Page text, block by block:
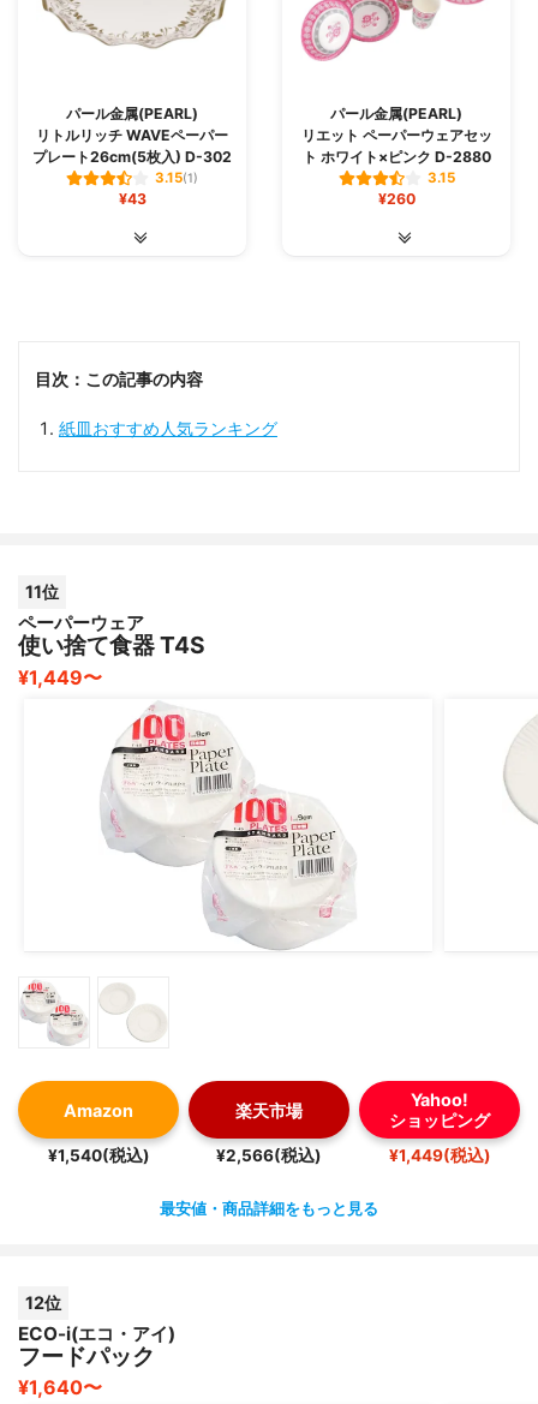
パール金属(PEARL)
リトルリッチ WAVEペーパー
プレート26cm(5枚入) D-302
3.15(1)
¥43
パール金属(PEARL)
リエット ペーパーウェアセッ
ト ホワイト×ピンク D-2880
3.15
¥260
目次：この記事の内容
紙皿おすすめ人気ランキング
11位
ペーパーウェア
使い捨て食器 T4S
¥1,449〜
Amazon
¥1,540(税込)
楽天市場
¥2,566(税込)
Yahoo!
ショッピング
¥1,449(税込)
最安値・商品詳細をもっと見る
12位
ECO-i(エコ・アイ)
フードパック
¥1,640〜